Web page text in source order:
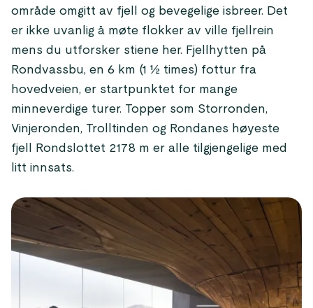
område omgitt av fjell og bevegelige isbreer. Det
er ikke uvanlig å møte flokker av ville fjellrein
mens du utforsker stiene her. Fjellhytten på
Rondvassbu, en 6 km (1 ½ times) fottur fra
hovedveien, er startpunktet for mange
minneverdige turer. Topper som Storronden,
Vinjeronden, Trolltinden og Rondanes høyeste
fjell Rondslottet 2178 m er alle tilgjengelige med
litt innsats.